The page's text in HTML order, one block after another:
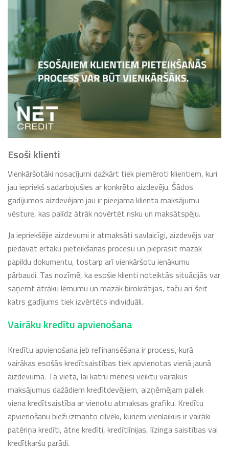
Esoši klienti
Vienkāršotāki nosacījumi dažkārt tiek piemēroti klientiem, kuri
jau iepriekš sadarbojušies ar konkrēto aizdevēju. Šādos
gadījumos aizdevējam jau ir pieejama klienta maksājumu
vēsture, kas palīdz ātrāk novērtēt risku un maksātspēju.
Ja iepriekšējie aizdevumi ir atmaksāti savlaicīgi, aizdevējs var
piedāvāt ērtāku pieteikšanās procesu un pieprasīt mazāk
papildu dokumentu, tostarp arī vienkāršotu ienākumu
pārbaudi. Tas nozīmē, ka esošie klienti noteiktās situācijās var
saņemt ātrāku lēmumu un mazāk birokrātijas, taču arī šeit
katrs gadījums tiek izvērtēts individuāli.
Vairāku kredītu apvienošana
Kredītu apvienošana jeb refinansēšana ir process, kurā
vairākas esošās kredītsaistības tiek apvienotas vienā jaunā
aizdevumā. Tā vietā, lai katru mēnesi veiktu vairākus
maksājumus dažādiem kredītdevējiem, aizņēmējam paliek
viena kredītsaistība ar vienotu atmaksas grafiku. Kredītu
apvienošanu bieži izmanto cilvēki, kuriem vienlaikus ir vairāki
patēriņa kredīti, ātrie kredīti, kredītlīnijas, līzinga saistības vai
kredītkaršu parādi.